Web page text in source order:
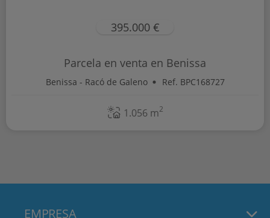
395.000 €
Parcela en venta en Benissa
Benissa - Racó de Galeno Ref. BPC168727
1.056 m2
EMPRESA